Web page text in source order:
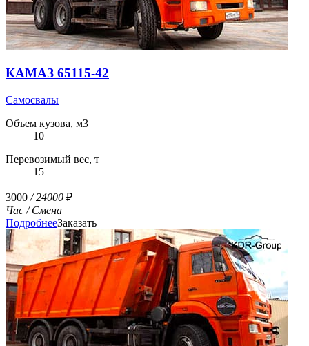
КАМАЗ 65115-42
Самосвалы
Объем кузова, м3
10
Перевозимый вес, т
15
3000 / 24000 ₽
Час / Смена
ПодробнееЗаказать